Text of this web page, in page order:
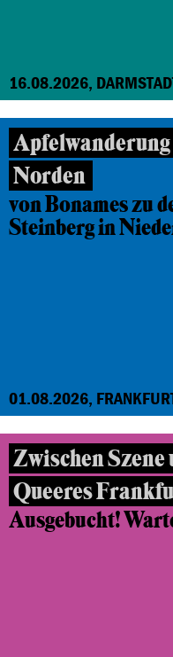
16.08.2026,
Norden
von Bonames zu
Steinberg in
01.08.2026,
Zwischen
Queeres
Ausgebucht!